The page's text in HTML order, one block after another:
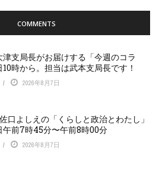
COMMENTS
支局長がお届けする「今週のコラ
10時から。担当は武本支局長です！
2026年8月7日
よしえの「くらしと政治とわたし」
午前7時45分〜午前8時00分
2026年8月7日